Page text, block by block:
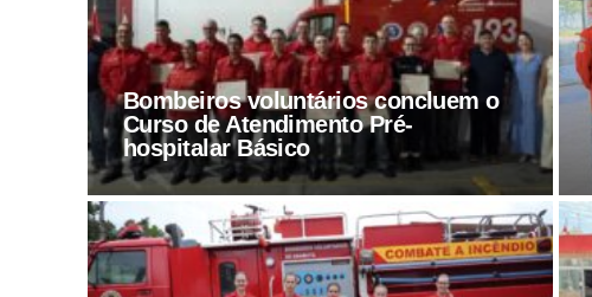
Bombeiros voluntários concluem o
Curso de Atendimento Pré-
hospitalar Básico